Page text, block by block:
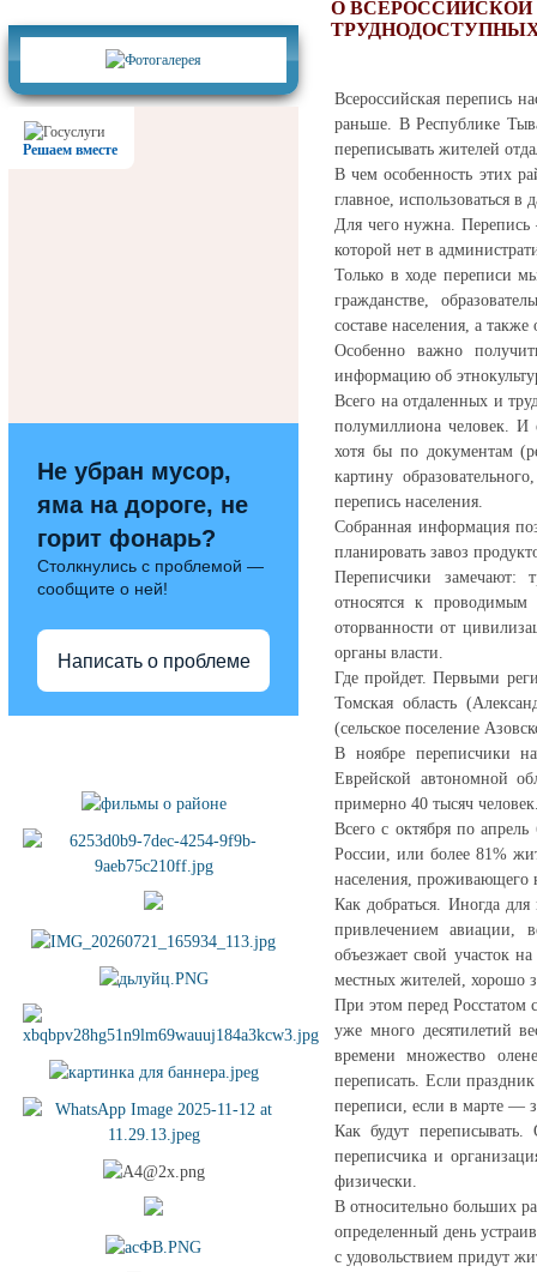
Решаем вместе
Не убран мусор,
яма на дороге, не
горит фонарь?
Столкнулись с проблемой —
сообщите о ней!
Написать о проблеме
О
Всероссийская перепись
раньше. В Республике
переписывать жителей
В чем особенность этих
главное, использоваться
Для чего нужна.
которой нет в
Только в ходе переписи
гражданстве,
составе населения, а
Особенно важно
информацию об
Всего на отдаленных и
полумиллиона человек. И
хотя бы по документам
картину
перепись населения.
Собранная информация
планировать завоз
Переписчики замечают:
относятся к
оторванности от
органы власти.
Где пройдет. Первыми
Томская область
(сельское поселение
В ноябре переписчики
Еврейской автономной
примерно 40 тысяч
Всего с октября по
России, или более 81%
населения, проживающего
Как добраться. Иногда
привлечением авиации,
объезжает свой участок
местных жителей, хорошо
При этом перед Росстатом
уже много десятилетий
времени множество
переписать. Если
переписи, если в марте —
Как будут переписывать.
переписчика и
физически.
В относительно больших
определенный день
с удовольствием придут